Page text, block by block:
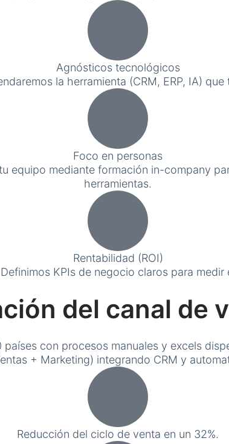
Agnósticos tecnológicos
la herramienta (CRM, ERP, IA)
Foco en personas
equipo mediante formación in-company
herramientas.
Rentabilidad (ROI)
KPIs de negocio claros para
del canal de
con procesos manuales y excels
+ Marketing) integrando CRM y
Reducción del ciclo de venta en un 32%.